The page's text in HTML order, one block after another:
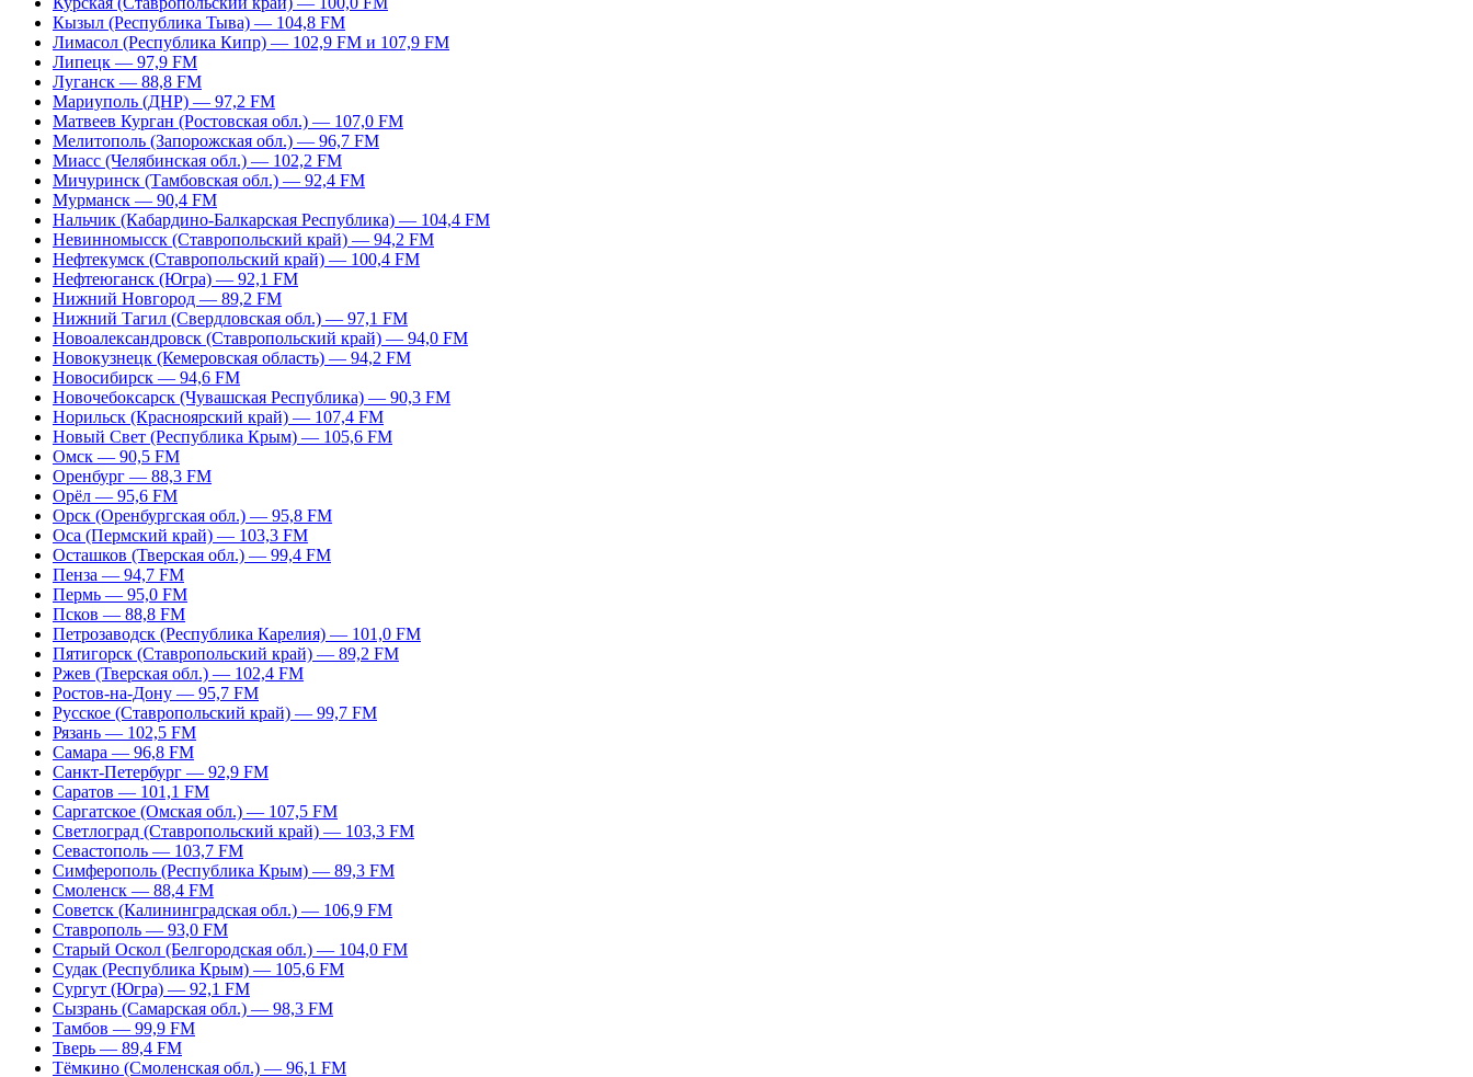
Кызыл (Республика Тыва) — 104,8 FM
Лимасол (Республика Кипр) — 102,9 FM и 107,9 FM
Липецк — 97,9 FM
Луганск — 88,8 FM
Мариуполь (ДНР) — 97,2 FM
Матвеев Курган (Ростовская обл.) — 107,0 FM
Мелитополь (Запорожская обл.) — 96,7 FM
Миасс (Челябинская обл.) — 102,2 FM
Мичуринск (Тамбовская обл.) — 92,4 FM
Мурманск — 90,4 FM
Нальчик (Кабардино-Балкарская Республика) — 104,4 FM
Невинномысск (Ставропольский край) — 94,2 FM
Нефтекумск (Ставропольский край) — 100,4 FM
Нефтеюганск (Югра) — 92,1 FM
Нижний Новгород — 89,2 FM
Нижний Тагил (Свердловская обл.) — 97,1 FM
Новоалександровск (Ставропольский край) — 94,0 FM
Новокузнецк (Кемеровская область) — 94,2 FM
Новосибирск — 94,6 FM
Новочебоксарск (Чувашская Республика) — 90,3 FM
Норильск (Красноярский край) — 107,4 FM
Новый Свет (Республика Крым) — 105,6 FM
Омск — 90,5 FM
Оренбург — 88,3 FM
Орёл — 95,6 FM
Орск (Оренбургская обл.) — 95,8 FM
Оса (Пермский край) — 103,3 FM
Осташков (Тверская обл.) — 99,4 FM
Пенза — 94,7 FM
Пермь — 95,0 FM
Псков — 88,8 FM
Петрозаводск (Республика Карелия) — 101,0 FM
Пятигорск (Ставропольский край) — 89,2 FM
Ржев (Тверская обл.) — 102,4 FM
Ростов-на-Дону — 95,7 FM
Русское (Ставропольский край) — 99,7 FM
Рязань — 102,5 FM
Самара — 96,8 FM
Санкт-Петербург — 92,9 FM
Саратов — 101,1 FM
Саргатское (Омская обл.) — 107,5 FM
Светлоград (Ставропольский край) — 103,3 FM
Севастополь — 103,7 FM
Симферополь (Республика Крым) — 89,3 FM
Смоленск — 88,4 FM
Советск (Калининградская обл.) — 106,9 FM
Ставрополь — 93,0 FM
Старый Оскол (Белгородская обл.) — 104,0 FM
Судак (Республика Крым) — 105,6 FM
Сургут (Югра) — 92,1 FM
Сызрань (Самарская обл.) — 98,3 FM
Тамбов — 99,9 FM
Тверь — 89,4 FM
Тёмкино (Смоленская обл.) — 96,1 FM